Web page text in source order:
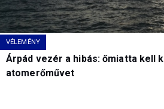
VÉLEMÉNY
Árpád vezér a hibás: őmiatta kell
atomerőművet